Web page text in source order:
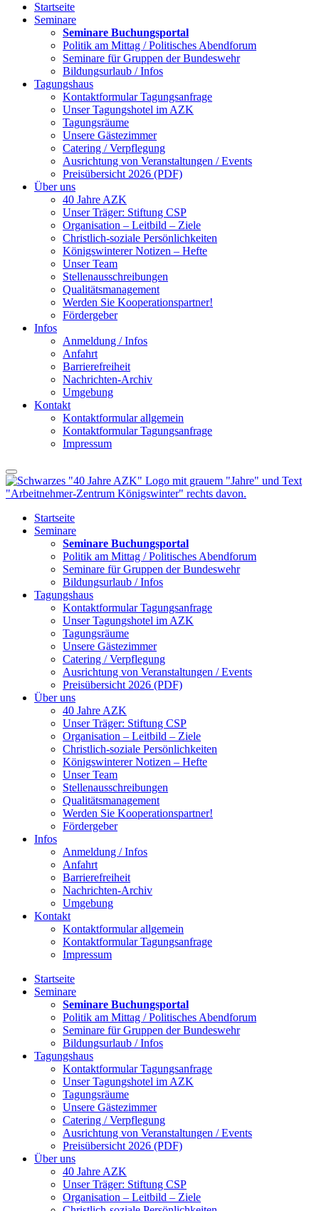
Startseite
Seminare
Seminare Buchungsportal
Politik am Mittag / Politisches Abendforum
Seminare für Gruppen der Bundeswehr
Bildungsurlaub / Infos
Tagungshaus
Kontaktformular Tagungsanfrage
Unser Tagungshotel im AZK
Tagungsräume
Unsere Gästezimmer
Catering / Verpflegung
Ausrichtung von Veranstaltungen / Events
Preisübersicht 2026 (PDF)
Über uns
40 Jahre AZK
Unser Träger: Stiftung CSP
Organisation – Leitbild – Ziele
Christlich-soziale Persönlichkeiten
Königswinterer Notizen – Hefte
Unser Team
Stellenausschreibungen
Qualitätsmanagement
Werden Sie Kooperationspartner!
Fördergeber
Infos
Anmeldung / Infos
Anfahrt
Barrierefreiheit
Nachrichten-Archiv
Umgebung
Kontakt
Kontaktformular allgemein
Kontaktformular Tagungsanfrage
Impressum
Startseite
Seminare
Seminare Buchungsportal
Politik am Mittag / Politisches Abendforum
Seminare für Gruppen der Bundeswehr
Bildungsurlaub / Infos
Tagungshaus
Kontaktformular Tagungsanfrage
Unser Tagungshotel im AZK
Tagungsräume
Unsere Gästezimmer
Catering / Verpflegung
Ausrichtung von Veranstaltungen / Events
Preisübersicht 2026 (PDF)
Über uns
40 Jahre AZK
Unser Träger: Stiftung CSP
Organisation – Leitbild – Ziele
Christlich-soziale Persönlichkeiten
Königswinterer Notizen – Hefte
Unser Team
Stellenausschreibungen
Qualitätsmanagement
Werden Sie Kooperationspartner!
Fördergeber
Infos
Anmeldung / Infos
Anfahrt
Barrierefreiheit
Nachrichten-Archiv
Umgebung
Kontakt
Kontaktformular allgemein
Kontaktformular Tagungsanfrage
Impressum
Startseite
Seminare
Seminare Buchungsportal
Politik am Mittag / Politisches Abendforum
Seminare für Gruppen der Bundeswehr
Bildungsurlaub / Infos
Tagungshaus
Kontaktformular Tagungsanfrage
Unser Tagungshotel im AZK
Tagungsräume
Unsere Gästezimmer
Catering / Verpflegung
Ausrichtung von Veranstaltungen / Events
Preisübersicht 2026 (PDF)
Über uns
40 Jahre AZK
Unser Träger: Stiftung CSP
Organisation – Leitbild – Ziele